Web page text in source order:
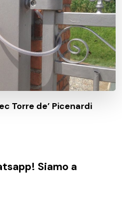
Torre de’ Picenardi
Siamo a